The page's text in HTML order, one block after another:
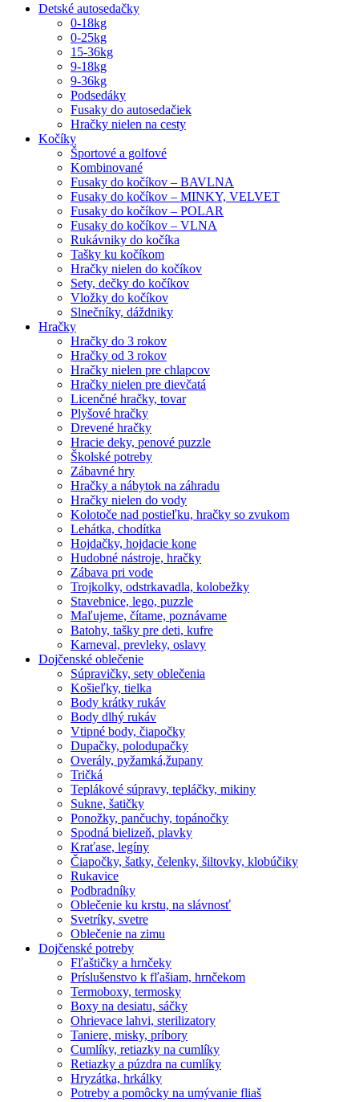
Detské autosedačky
0-18kg
0-25kg
15-36kg
9-18kg
9-36kg
Podsedáky
Fusaky do autosedačiek
Hračky nielen na cesty
Kočíky
Športové a golfové
Kombinované
Fusaky do kočíkov – BAVLNA
Fusaky do kočíkov – MINKY, VELVET
Fusaky do kočíkov – POLAR
Fusaky do kočíkov – VLNA
Rukávniky do kočíka
Tašky ku kočíkom
Hračky nielen do kočíkov
Sety, dečky do kočíkov
Vložky do kočíkov
Slnečníky, dáždniky
Hračky
Hračky do 3 rokov
Hračky od 3 rokov
Hračky nielen pre chlapcov
Hračky nielen pre dievčatá
Licenčné hračky, tovar
Plyšové hračky
Drevené hračky
Hracie deky, penové puzzle
Školské potreby
Zábavné hry
Hračky a nábytok na záhradu
Hračky nielen do vody
Kolotoče nad postieľku, hračky so zvukom
Lehátka, chodítka
Hojdačky, hojdacie kone
Hudobné nástroje, hračky
Zábava pri vode
Trojkolky, odstrkavadla, kolobežky
Stavebnice, lego, puzzle
Maľujeme, čítame, poznávame
Batohy, tašky pre deti, kufre
Karneval, prevleky, oslavy
Dojčenské oblečenie
Súpravičky, sety oblečenia
Košieľky, tielka
Body krátky rukáv
Body dlhý rukáv
Vtipné body, čiapočky
Dupačky, polodupačky
Overály, pyžamká,župany
Tričká
Teplákové súpravy, tepláčky, mikiny
Sukne, šatičky
Ponožky, pančuchy, topánočky
Spodná bielizeň, plavky
Kraťase, legíny
Čiapočky, šatky, čelenky, šiltovky, klobúčiky
Rukavice
Podbradníky
Oblečenie ku krstu, na slávnosť
Svetríky, svetre
Oblečenie na zimu
Dojčenské potreby
Fľaštičky a hrnčeky
Príslušenstvo k fľašiam, hrnčekom
Termoboxy, termosky
Boxy na desiatu, sáčky
Ohrievace lahvi, sterilizatory
Taniere, misky, príbory
Cumlíky, retiazky na cumlíky
Retiazky a púzdra na cumlíky
Hryzátka, hrkálky
Potreby a pomôcky na umývanie fliaš